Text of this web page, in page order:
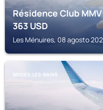
Résidence Club
363USD
Les Ménuires, 08 agosto
BRIDES-LES-BAINS